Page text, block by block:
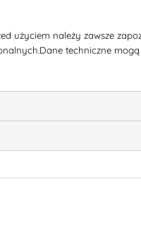
użyciem należy zawsze
techniczne